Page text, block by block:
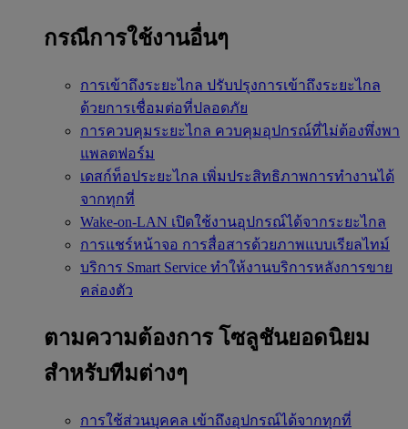
กรณีการใช้งานอื่นๆ
การเข้าถึงระยะไกล ปรับปรุงการเข้าถึงระยะไกล
ด้วยการเชื่อมต่อที่ปลอดภัย
การควบคุมระยะไกล ควบคุมอุปกรณ์ที่ไม่ต้องพึ่งพา
แพลตฟอร์ม
เดสก์ท็อประยะไกล เพิ่มประสิทธิภาพการทำงานได้
จากทุกที่
Wake-on-LAN เปิดใช้งานอุปกรณ์ได้จากระยะไกล
การแชร์หน้าจอ การสื่อสารด้วยภาพแบบเรียลไทม์
บริการ Smart Service ทำให้งานบริการหลังการขาย
คล่องตัว
ตามความต้องการ โซลูชันยอดนิยม
สำหรับทีมต่างๆ
การใช้ส่วนบุคคล เข้าถึงอุปกรณ์ได้จากทุกที่